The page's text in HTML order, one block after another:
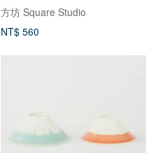
方坊 Square Studio
NT$ 560